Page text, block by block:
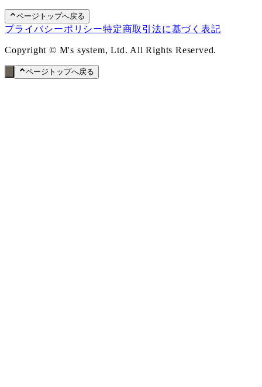
ページトップへ戻る
プライバシーポリシー特定商取引法に基づく表記
Copyright © M's system, Ltd. All Rights Reserved.
ページトップへ戻る